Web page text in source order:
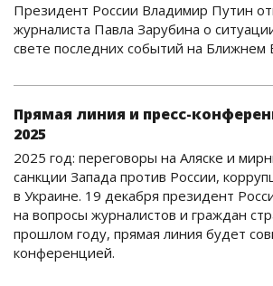
Президент России Владимир Путин
журналиста Павла Зарубина о
свете последних событий на Ближнем
Прямая линия и пресс-
2025
2025 год: переговоры на Аляске и
санкции Запада против России,
в Украине. 19 декабря президент
на вопросы журналистов и граждан
прошлом году, прямая линия будет
конференцией.